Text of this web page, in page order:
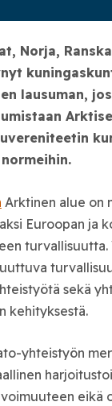
Norja,
lausuman,
Arktinen alue on
Euroopan ja
turvallisuutta.
sekä
kehityksestä.
yhteistyön
eikä